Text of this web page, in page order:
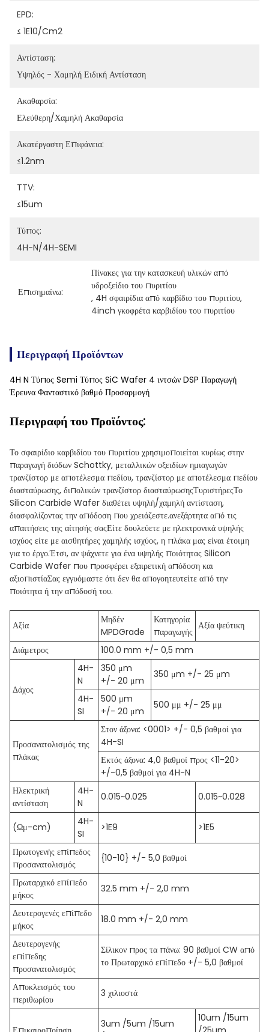
EPD:
≤ 1E10/cm2
Αντίσταση:
Υψηλός - Χαμηλή Ειδική Αντίσταση
Ακαθαρσία:
Ελεύθερη/χαμηλή Ακαθαρσία
Ακατέργαστη Επιφάνεια:
≤1.2nm
TTV:
≤15um
Τύπος:
4H-N/4H-SEMI
Επισημαίνω:
Πίνακες για την κατασκευή υλικών από
υδροξείδιο του πυριτίου
, 4H σφαιρίδια από καρβίδιο του πυριτίου,
4inch γκοφρέτα καρβιδίου του πυριτίου
Περιγραφή Προϊόντων
4H N Τύπος Semi Τύπος SiC Wafer 4 ιντσών DSP Παραγωγή
Έρευνα Φανταστικό βαθμό Προσαρμογή
Περιγραφή του προϊόντος:
Το σφαιρίδιο καρβιδίου του πυριτίου χρησιμοποιείται κυρίως στην
παραγωγή διόδων Schottky, μεταλλικών οξειδίων ημιαγωγών
τρανζίστορ με αποτέλεσμα πεδίου, τρανζίστορ με αποτέλεσμα πεδίου
διασταύρωσης, διπολικών τρανζίστορ διασταύρωσηςΤυριστήρεςΤο
Silicon Carbide Wafer διαθέτει υψηλή/χαμηλή αντίσταση,
διασφαλίζοντας την απόδοση που χρειάζεστε.ανεξάρτητα από τις
απαιτήσεις της αίτησής σαςΕίτε δουλεύετε με ηλεκτρονικά υψηλής
ισχύος είτε με αισθητήρες χαμηλής ισχύος, η πλάκα μας είναι έτοιμη
για το έργο.Έτσι, αν ψάχνετε για ένα υψηλής ποιότητας Silicon
Carbide Wafer που προσφέρει εξαιρετική απόδοση και
αξιοπιστίαΣας εγγυόμαστε ότι δεν θα απογοητευτείτε από την
ποιότητα ή την απόδοσή του.
Αξία
Μηδέν
MPDGrade
Κατηγορία
παραγωγής
Αξία ψεύτικη
Διάμετρος 100.0 mm +/- 0,5 mm
Δάχος
4H-
N
350 μm
+/- 20 μm
350 μm +/- 25 μm
4H-
SI
500 μm
+/- 20 μm
500 μμ +/- 25 μμ
Προσανατολισμός της
πλάκας
Στον άξονα: <0001> +/- 0,5 βαθμοί για
4H-SI
Εκτός άξονα: 4,0 βαθμοί προς <11-20>
+/-0,5 βαθμοί για 4H-N
Ηλεκτρική
αντίσταση
4H-
N
0.015~0.025 0.015~0.028
(Ωμ-cm)
4H-
SI
>1E9 >1E5
Πρωτογενής επίπεδος
προσανατολισμός
{10-10} +/- 5,0 βαθμοί
Πρωταρχικό επίπεδο
μήκος
32.5 mm +/- 2,0 mm
Δευτερογενές επίπεδο
μήκος
18.0 mm +/- 2,0 mm
Δευτερογενής
επίπεδης
προσανατολισμός
Σίλικον προς τα πάνω: 90 βαθμοί CW από
το Πρωταρχικό επίπεδο +/- 5,0 βαθμοί
Αποκλεισμός του
περιθωρίου
3 χιλιοστά
3um /5um /15um
10um /15um